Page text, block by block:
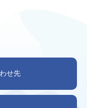
せ先